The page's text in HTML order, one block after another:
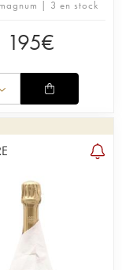
| 3 en stock
195€